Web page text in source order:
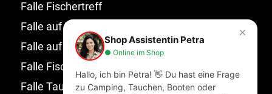
Falle Fischertreff
Falle auf Facebook
Falle auf Instagram
Falle Fischertreff auf Facebook
Falle Tauchsport auf Facebook
×
Shop Assistentin Petra
● Online im Shop
Hallo, ich bin Petra! 👋 Du hast eine Frage
zu Camping, Tauchen, Booten oder